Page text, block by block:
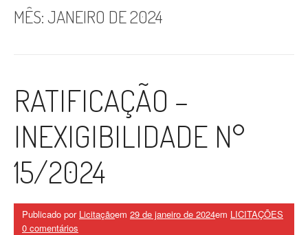
MÊS: JANEIRO DE 2024
RATIFICAÇÃO –
INEXIGIBILIDADE N°
15/2024
Publicado por Licitaçãoem 29 de janeiro de 2024em LICITAÇÕES
0 comentários